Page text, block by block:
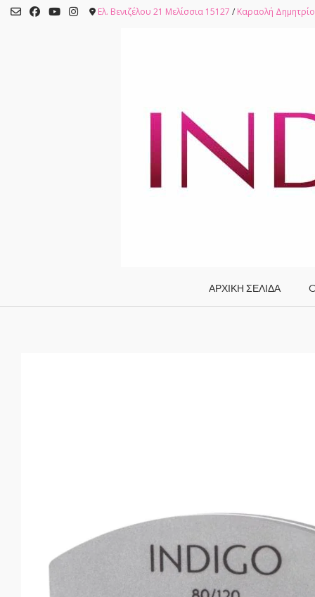
Skip
Ελ. Βενιζέλου 21 Μελίσσια 15127 / Καραολή
ΑΡΧΙΚΗ ΣΕΛΙΔΑ